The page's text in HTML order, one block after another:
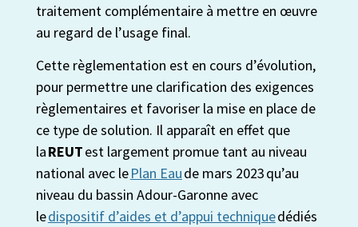
traitement complémentaire à mettre en œuvre
au regard de l’usage final.
Cette règlementation est en cours d’évolution,
pour permettre une clarification des exigences
règlementaires et favoriser la mise en place de
ce type de solution. Il apparaît en effet que
laREUTest largement promue tant au niveau
national avec lePlan Eaude mars 2023 qu’au
niveau du bassin Adour-Garonne avec
ledispositif d’aides et d’appui techniquedédiés